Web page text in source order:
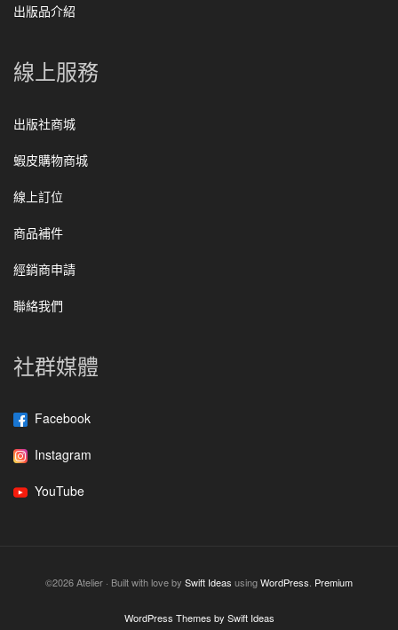
出版品介紹
線上服務
出版社商城
蝦皮購物商城
線上訂位
商品補件
經銷商申請
聯絡我們
社群媒體
Facebook
Instagram
YouTube
©2026 Atelier · Built with love by Swift Ideas usingWordPress Premium
WordPress Themes by Swift Ideas